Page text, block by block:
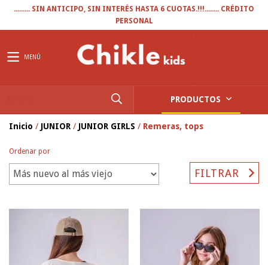
......... SIN ANTICIPO, SIN INTERÉS HASTA 6 CUOTAS.!!!........ CRÉDITO
PERSONAL
MENÚ
PRODUCTOS
Inicio / JUNIOR / JUNIOR GIRLS / Remeras, tops
Ordenar por
FILTRAR